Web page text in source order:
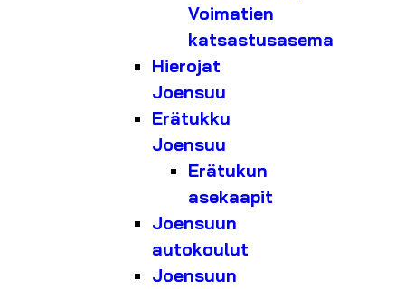
Voimatien
katsastusasema
Hierojat
Joensuu
Erätukku
Joensuu
Erätukun
asekaapit
Joensuun
autokoulut
Joensuun